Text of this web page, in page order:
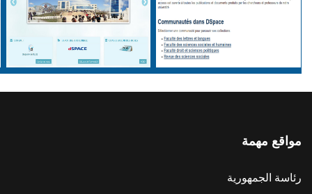
مواقع مهمة
رئاسة الجمهورية